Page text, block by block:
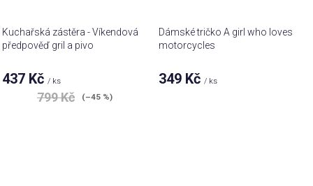
Kuchařská zástěra - Víkendová
předpověď gril a pivo
437 Kč / ks
799 Kč (–45 %)
Dámské tričko A girl who loves
motorcycles
349 Kč / ks